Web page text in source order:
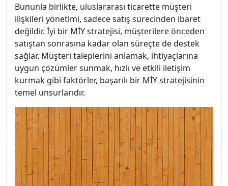
Bununla birlikte, uluslararası ticarette müşteri
ilişkileri yönetimi, sadece satış sürecinden ibaret
değildir. İyi bir MİY stratejisi, müşterilere önceden
satıştan sonrasına kadar olan süreçte de destek
sağlar. Müşteri taleplerini anlamak, ihtiyaçlarına
uygun çözümler sunmak, hızlı ve etkili iletişim
kurmak gibi faktörler, başarılı bir MİY stratejisinin
temel unsurlarıdır.